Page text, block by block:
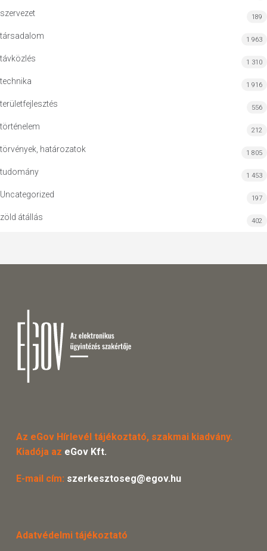
szervezet 189
társadalom 1 963
távközlés 1 310
technika 1 916
területfejlesztés 556
történelem 212
törvények, határozatok 1 805
tudomány 1 453
Uncategorized 197
zöld átállás 402
Az eGov Hírlevél tájékoztató, szakmai kiadvány.
Kiadója az eGov Kft.
E-mail cím: szerkesztoseg@egov.hu
Adatvédelmi tájékoztató